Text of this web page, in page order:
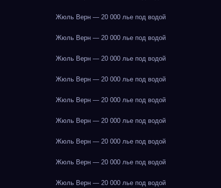
Жюль Верн — 20 000 лье под водой
Жюль Верн — 20 000 лье под водой
Жюль Верн — 20 000 лье под водой
Жюль Верн — 20 000 лье под водой
Жюль Верн — 20 000 лье под водой
Жюль Верн — 20 000 лье под водой
Жюль Верн — 20 000 лье под водой
Жюль Верн — 20 000 лье под водой
Жюль Верн — 20 000 лье под водой